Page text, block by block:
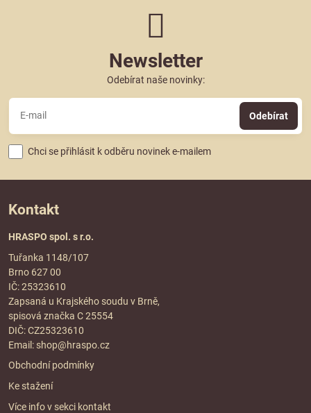
Newsletter
Odebírat naše novinky:
Odebírat
Chci se přihlásit k odběru novinek e-mailem
Kontakt
HRASPO spol. s r.o.
Tuřanka 1148/107
Brno 627 00
IČ: 25323610
Zapsaná u Krajského soudu v Brně,
spisová značka C 25554
DIČ: CZ25323610
Email: shop@hraspo.cz
Obchodní podmínky
Ke stažení
Více info v sekci kontakt